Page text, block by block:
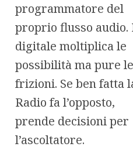
programmatore del
proprio flusso audio.
digitale moltiplica le
possibilità ma pure le
frizioni. Se ben fatta
Radio fa l’opposto,
prende decisioni per
l’ascoltatore.